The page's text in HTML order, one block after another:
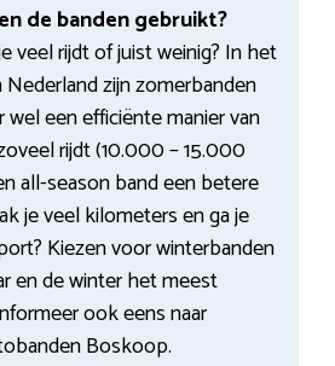
de banden gebruikt?
veel rijdt of juist weinig? In het
zijn zomerbanden
wel een efficiënte manier van
rijdt (10.000 – 15.000
all-season band een betere
je veel kilometers en ga je
Kiezen voor winterbanden
en de winter het meest
ook eens naar
Boskoop.